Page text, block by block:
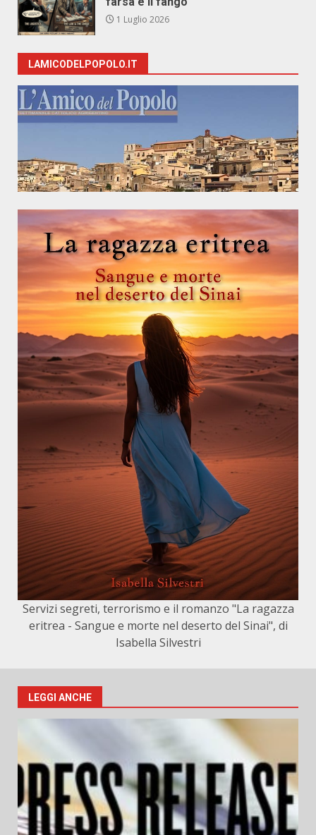
1 Luglio 2026
LAMICODELPOPOLO.IT
Servizi segreti, terrorismo e il romanzo "La ragazza
eritrea - Sangue e morte nel deserto del Sinai", di
Isabella Silvestri
LEGGI ANCHE